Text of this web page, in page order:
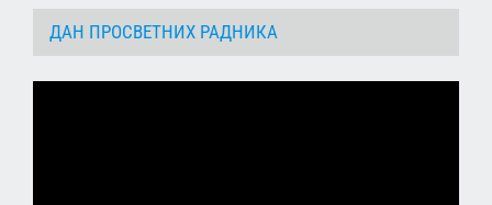
ДАН ПРОСВЕТНИХ РАДНИКА